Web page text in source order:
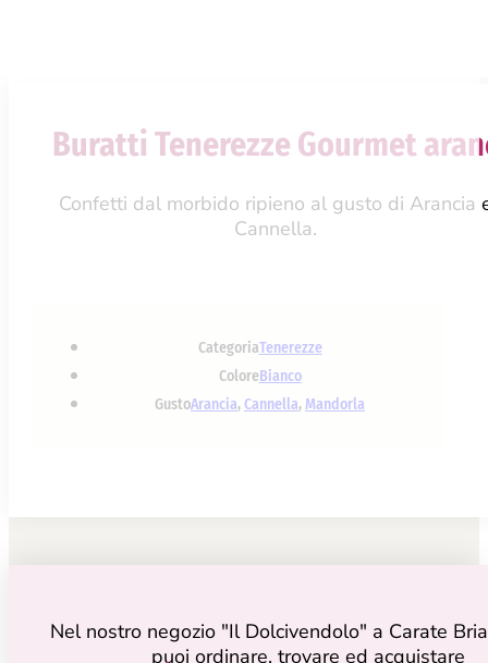
Buratti Tenerezze Gourmet
Confetti dal morbido ripieno al gusto di Arancia
Cannella.
CategoriaTenerezze
ColoreBianco
GustoArancia, Cannella, Mandorla
Nel nostro negozio "Il Dolcivendolo" a Carate
puoi ordinare, trovare ed acquistare